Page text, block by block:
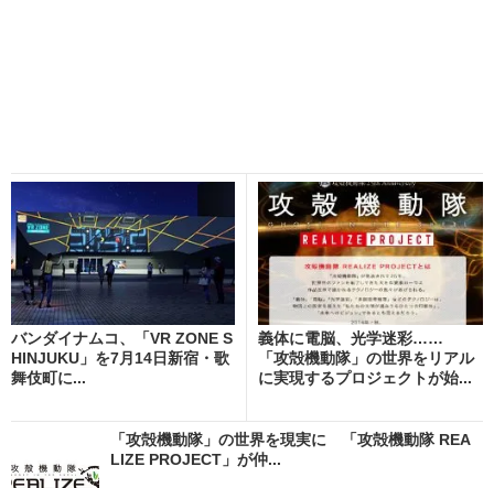
バンダイナムコ、「VR ZONE S
HINJUKU」を7月14日新宿・歌
舞伎町に...
義体に電脳、光学迷彩……
「攻殻機動隊」の世界をリアル
に実現するプロジェクトが始...
「攻殻機動隊」の世界を現実に 「攻殻機動隊 REA
LIZE PROJECT」が仲...